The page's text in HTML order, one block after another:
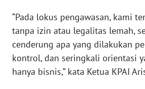
“Pada lokus pengawasan, kami
tanpa izin atau legalitas lemah,
cenderung apa yang dilakukan
kontrol, dan seringkali orientasi
hanya bisnis,” kata Ketua KPAI
WN
JAKARTA
WN
JABAR